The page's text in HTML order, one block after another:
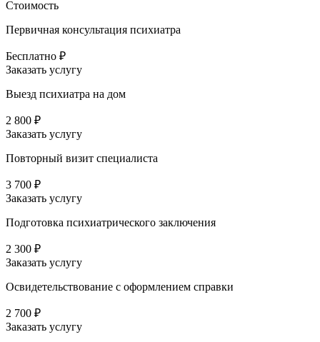
Стоимость
Первичная консультация психиатра
Бесплатно ₽
Заказать услугу
Выезд психиатра на дом
2 800 ₽
Заказать услугу
Повторный визит специалиста
3 700 ₽
Заказать услугу
Подготовка психиатрического заключения
2 300 ₽
Заказать услугу
Освидетельствование с оформлением справки
2 700 ₽
Заказать услугу